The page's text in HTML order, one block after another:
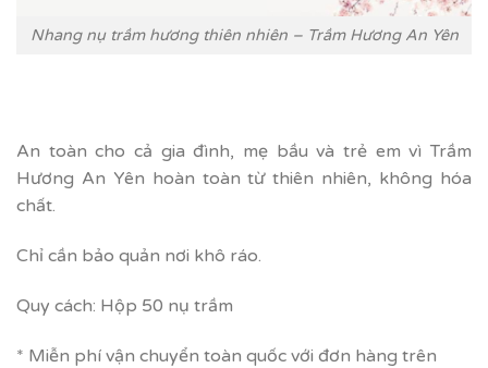
Nhang nụ trầm hương thiên nhiên – Trầm Hương An Yên
An toàn cho cả gia đình, mẹ bầu và trẻ em vì Trầm
Hương An Yên hoàn toàn từ thiên nhiên, không hóa
chất.
Chỉ cần bảo quản nơi khô ráo.
Quy cách: Hộp 50 nụ trầm
* Miễn phí vận chuyển toàn quốc với đơn hàng trên